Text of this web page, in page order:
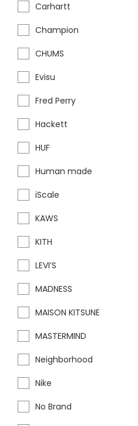
Carhartt
Champion
CHUMS
Evisu
Fred Perry
Hackett
HUF
Human made
iScale
KAWS
KITH
LEVI’S
MADNESS
MAISON KITSUNE
MASTERMIND
Neighborhood
Nike
No Brand